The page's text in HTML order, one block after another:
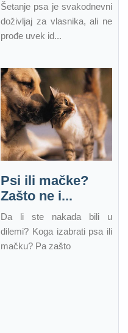
Šetanje psa je svakodnevni
doživljaj za vlasnika, ali ne
prođe uvek id...
Psi ili mačke?
Zašto ne i...
Da li ste nakada bili u
dilemi? Koga izabrati psa ili
mačku? Pa zašto